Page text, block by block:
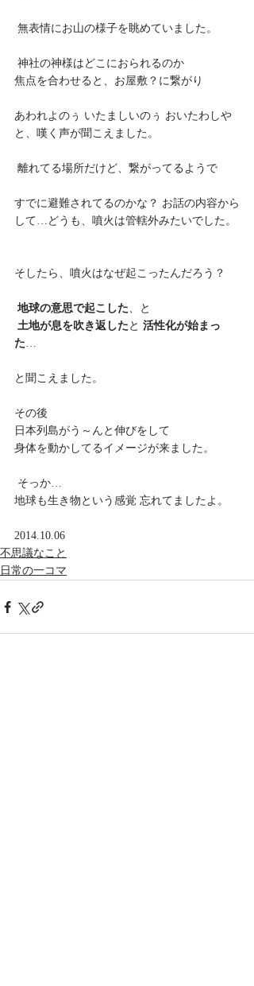
無表情にお山の様子を眺めていました。
神社の神様はどこにおられるのか
焦点を合わせると、お屋敷？に繋がり
あわれよのぅ いたましいのぅ おいたわしや
と、嘆く声が聞こえました。
離れてる場所だけど、繋がってるようで
すでに避難されてるのかな？ お話の内容から
して…どうも、噴火は管轄外みたいでした。
そしたら、噴火はなぜ起こったんだろう？
地球の意思で起こした、と
土地が息を吹き返した と 活性化が始まっ
た…
と聞こえました。
その後
日本列島がう～んと伸びをして
身体を動かしてるイメージが来ました。
そっか…
地球も生き物という感覚 忘れてましたよ。
2014.10.06
不思議なこと
日常の一コマ